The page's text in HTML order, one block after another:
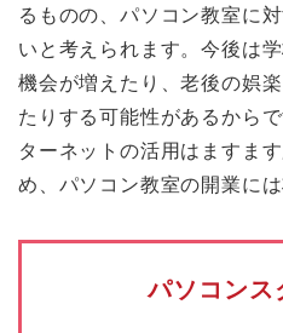
るものの、パソコン教室に
いと考えられます。今後は
機会が増えたり、老後の娯
たりする可能性があるから
ターネットの活用はますま
め、パソコン教室の開業に
パソコン